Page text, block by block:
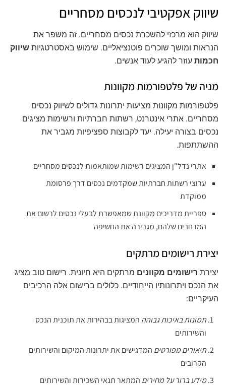
שיווק אפקטיבי לנכסים מסחריים
שיווק הוא מרכזי להשכרת נכסים מסחריים. זה משפר את
הנראות ומושך שוכרים פוטנציאליים. שימוש באסטרטגיות שיווק
חכמות עוזר להגיע לעוד אנשים.
מניה של פלטפורמות מקוונות
פלטפורמות מקוונות מציעות יתרונות גדולים לשיווק נכסים
מסחריים. אתרי אינטרנט, רשתות חברתיות ורשימות מציגים
נכסים בצורה יעילה. יעד לקבוצות ספציפיות מגביר את
ההשתתפות.
אתרי נדל"ן המציגים רשימות שמותאמות לנכסים מסחריים
ערוצי רשתות חברתיות שמקדמים נכסים דרך פרסומת
ממוקדת
ספריית מדריכים מקוונת שמאפשרת לבעלי נכסים לרשום את
המרחבים שלהם, מגבירה את החשיפה
יצירת רישומים מרתקים
יצירת רישומים מקוונים מרתקים היא חיונית. רישום טוב מציג
את הנכס ויתרונותיו הייחודיים. כלולים ברישום אלה הרכיבים
העיקריים:
תמונות באיכות גבוהה המציגות בבהירות את תוכנית הנכס
והשירותים
תיאורים מפורטים המדגישים את יתרונות המיקום והשירותים
הקרובים
מידע ברור על מחירים המתאר תנאי השכירות והשירותים